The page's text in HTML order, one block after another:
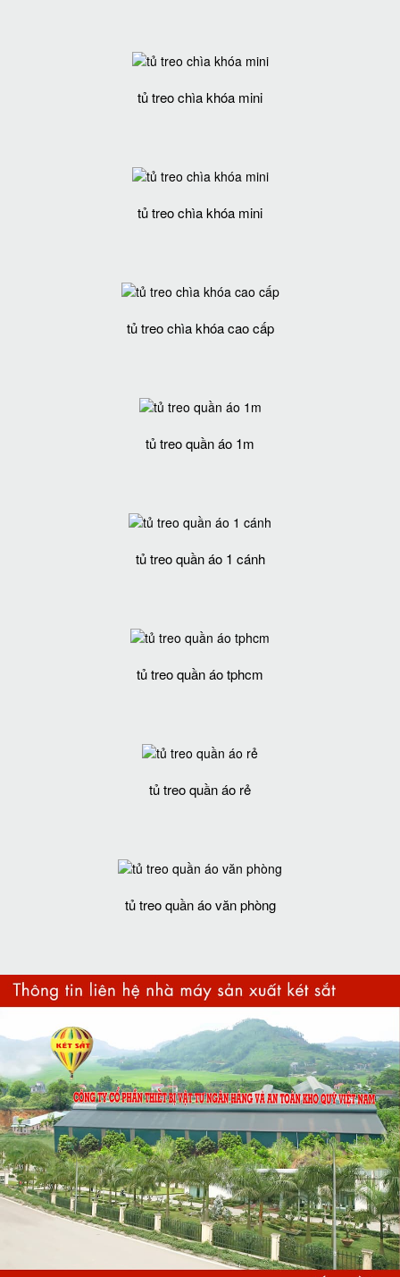
tủ treo chìa khóa mini
tủ treo chìa khóa mini
tủ treo chìa khóa cao cấp
tủ treo quần áo 1m
tủ treo quần áo 1 cánh
tủ treo quần áo tphcm
tủ treo quần áo rẻ
tủ treo quần áo văn phòng